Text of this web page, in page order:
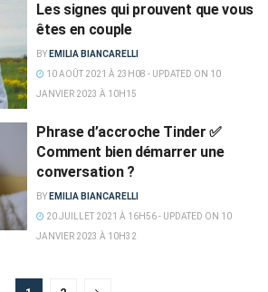
Les signes qui prouvent que vous
êtes en couple
BY EMILIA BIANCARELLI
10 AOÛT 2021 À 23H08 - UPDATED ON 10
JANVIER 2023 À 10H15
Phrase d’accroche Tinder ✅
Comment bien démarrer une
conversation ?
BY EMILIA BIANCARELLI
20 JUILLET 2021 À 16H56 - UPDATED ON 10
JANVIER 2023 À 10H32